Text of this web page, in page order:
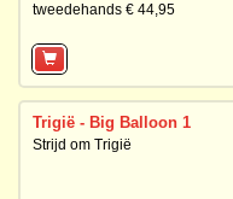
tweedehands € 44,95
Trigië - Big Balloon 1
Strijd om Trigië